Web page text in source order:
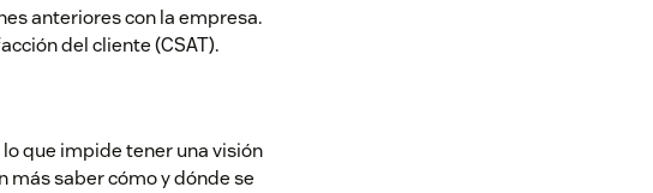
anteriores con la empresa.
del cliente (CSAT).
que impide tener una visión
más saber cómo y dónde se